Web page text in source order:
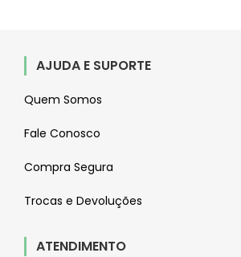
AJUDA E SUPORTE
Quem Somos
Fale Conosco
Compra Segura
Trocas e Devoluções
ATENDIMENTO